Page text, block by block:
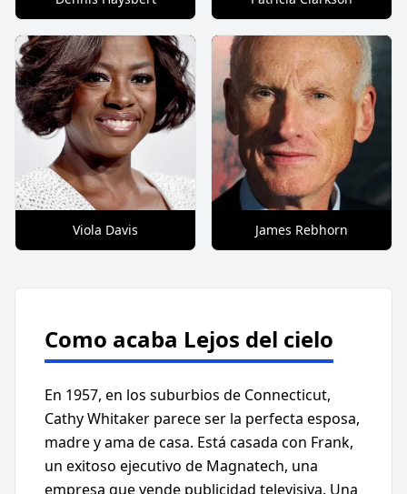
Viola Davis James Rebhorn
Como acaba Lejos del cielo
En 1957, en los suburbios de Connecticut,
Cathy Whitaker parece ser la perfecta esposa,
madre y ama de casa. Está casada con Frank,
un exitoso ejecutivo de Magnatech, una
empresa que vende publicidad televisiva. Una